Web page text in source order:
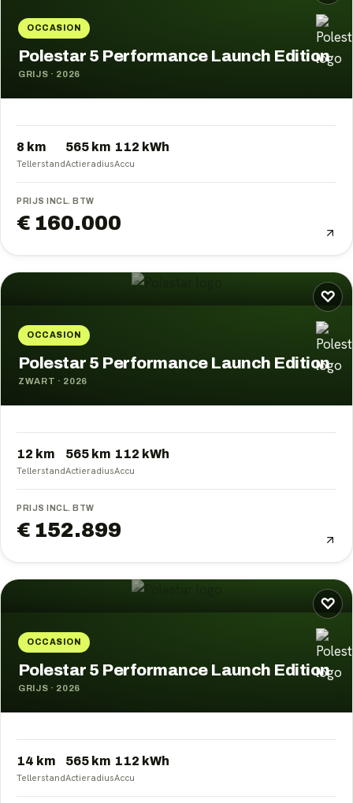
OCCASION
Polestar 5 Performance Launch Edition
GRIJS · 2026
8 km
Tellerstand
565 km
Actieradius
112 kWh
Accu
PRIJS INCL. BTW
€ 160.000
♡
OCCASION
Polestar 5 Performance Launch Edition
ZWART · 2026
12 km
Tellerstand
565 km
Actieradius
112 kWh
Accu
PRIJS INCL. BTW
€ 152.899
♡
OCCASION
Polestar 5 Performance Launch Edition
GRIJS · 2026
14 km
Tellerstand
565 km
Actieradius
112 kWh
Accu